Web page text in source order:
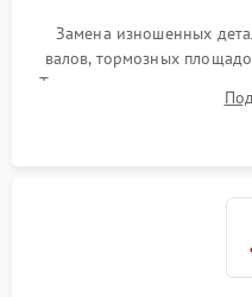
Замена изношенных
валов, тормозных
Тщательная очистка
лазера (LSU) от